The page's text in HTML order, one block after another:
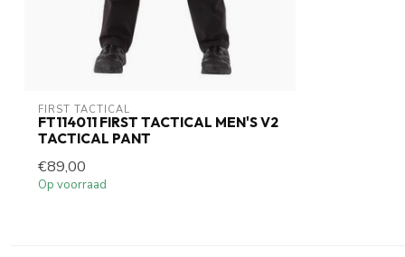
FIRST TACTICAL
FT114011 FIRST TACTICAL MEN'S V2
TACTICAL PANT
€89,00
Op voorraad